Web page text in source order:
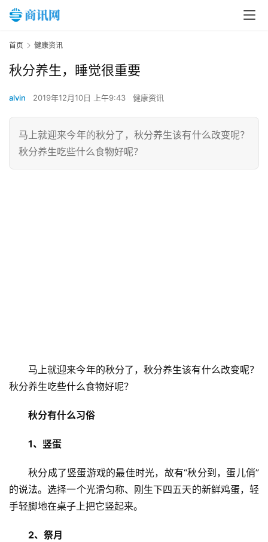
首页 健康资讯
秋分养生，睡觉很重要
alvin 2019年12月10日 上午9:43 健康资讯
马上就迎来今年的秋分了，秋分养生该有什么改变呢？
秋分养生吃些什么食物好呢？
马上就迎来今年的秋分了，秋分养生该有什么改变呢？
秋分养生吃些什么食物好呢？
秋分有什么习俗
1、竖蛋
秋分成了竖蛋游戏的最佳时光，故有“秋分到，蛋儿俏”
的说法。选择一个光滑匀称、刚生下四五天的新鲜鸡蛋，轻
手轻脚地在桌子上把它竖起来。
2、祭月